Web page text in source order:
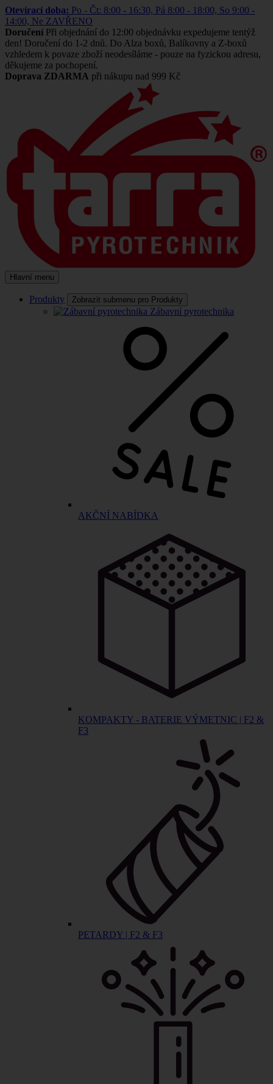
Otevírací doba: Po - Čt: 8:00 - 16:30, Pá 8:00 - 18:00, So 9:00 -
14:00, Ne ZAVŘENO
Doručení Při objednání do 12:00 objednávku expedujeme tentýž
den! Doručení do 1-2 dnů. Do Alza boxů, Balíkovny a Z-boxů
vzhledem k povaze zboží neodesíláme - pouze na fyzickou adresu,
děkujeme za pochopení.
Doprava ZDARMA při nákupu nad 999 Kč
Hlavní menu
Produkty Zobrazit submenu pro Produkty
Zábavní pyrotechnika
AKČNÍ NABÍDKA
KOMPAKTY - BATERIE VÝMETNIC | F2 &
F3
PETARDY | F2 & F3